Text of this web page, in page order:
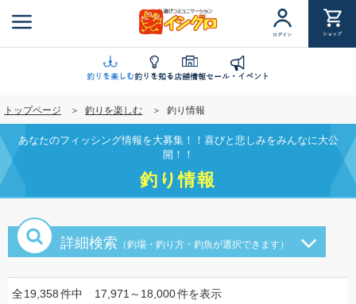
ン
に
移
動
ログイン ショップ
釣りを楽しむ釣りを知る店舗情報セール・イベント
トップページ 釣りを楽しむ 釣り情報
あなたのフィッシング情報を大募集！！喜びと悲しみをみんなに大公
開！！
釣り情報
詳細検索 （釣場・釣り方・釣魚が選択できます）
全19,358件中 17,971～18,000件を表示